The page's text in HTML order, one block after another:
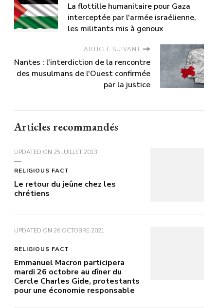
La flottille humanitaire pour Gaza
interceptée par l'armée israélienne,
les militants mis à genoux
ARTICLE SUIVANT
Nantes : l'interdiction de la rencontre
des musulmans de l'Ouest confirmée
par la justice
Articles recommandés
UPDATED ON 25 JUILLET 2013
RELIGIOUS FACT
Le retour du jeûne chez les
chrétiens
UPDATED ON 26 OCTOBRE 2021
RELIGIOUS FACT
Emmanuel Macron participera
mardi 26 octobre au dîner du
Cercle Charles Gide, protestants
pour une économie responsable